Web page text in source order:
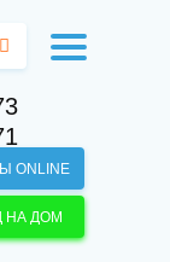
ONLINE
НА ДОМ